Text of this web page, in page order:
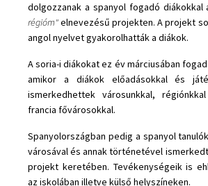
dolgozzanak a spanyol fogadó diákokkal
régióm"elnevezésű projekten. A projekt
angol nyelvet gyakorolhatták a diákok.
A soria-i diákokat ez év márciusában
amikor a diákok előadásokkal és
ismerkedhettek városunkkal,
francia fővárosokkal.
Spanyolországban pedig a spanyol
városával és annak történetével
projekt keretében. Tevékenységeik is
az iskolában illetve külső helyszíneken.